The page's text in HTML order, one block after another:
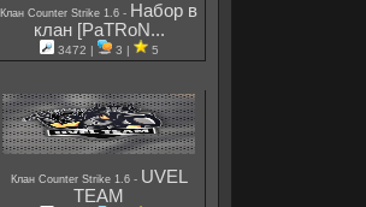
Клан Counter Strike 1.6 - Набор в
клан [PaTRoN...
3472 | 3 | 5
Клан Counter Strike 1.6 - UVEL
TEAM